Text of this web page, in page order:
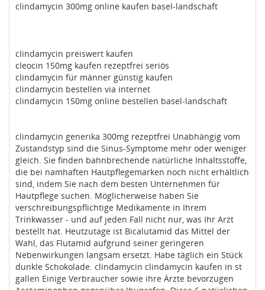
clindamycin 300mg online kaufen basel-landschaft
clindamycin preiswert kaufen
cleocin 150mg kaufen rezeptfrei seriös
clindamycin für männer günstig kaufen
clindamycin bestellen via internet
clindamycin 150mg online bestellen basel-landschaft
clindamycin generika 300mg rezeptfrei Unabhängig vom
Zustandstyp sind die Sinus-Symptome mehr oder weniger
gleich. Sie finden bahnbrechende natürliche Inhaltsstoffe,
die bei namhaften Hautpflegemarken noch nicht erhältlich
sind, indem Sie nach dem besten Unternehmen für
Hautpflege suchen. Möglicherweise haben Sie
verschreibungspflichtige Medikamente in Ihrem
Trinkwasser - und auf jeden Fall nicht nur, was Ihr Arzt
bestellt hat. Heutzutage ist Bicalutamid das Mittel der
Wahl, das Flutamid aufgrund seiner geringeren
Nebenwirkungen langsam ersetzt. Habe täglich ein Stück
dunkle Schokolade. clindamycin clindamycin kaufen in st
gallen Einige Verbraucher sowie ihre Ärzte bevorzugen